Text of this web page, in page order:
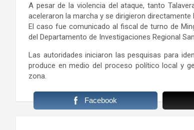
A pesar de la violencia del ataque, tanto
aceleraron la marcha y se dirigieron
El caso fue comunicado al fiscal de turno de
del Departamento de Investigaciones Regional
Las autoridades iniciaron las pesquisas para
produce en medio del proceso político local y
zona.
Facebook